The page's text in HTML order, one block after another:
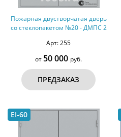
Пожарная двустворчатая дверь
со стеклопакетом №20 - ДМПС 2
Арт: 255
от 50 000 руб.
ПРЕДЗАКАЗ
EI-60